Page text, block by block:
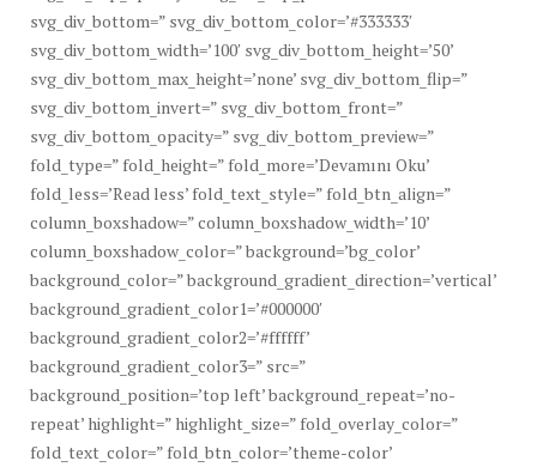
svg_div_bottom=” svg_div_bottom_color=’#333333′
svg_div_bottom_width=’100′ svg_div_bottom_height=’50’
svg_div_bottom_max_height=’none’ svg_div_bottom_flip=”
svg_div_bottom_invert=” svg_div_bottom_front=”
svg_div_bottom_opacity=” svg_div_bottom_preview=”
fold_type=” fold_height=” fold_more=’Devamını Oku’
fold_less=’Read less’ fold_text_style=” fold_btn_align=”
column_boxshadow=” column_boxshadow_width=’10’
column_boxshadow_color=” background=’bg_color’
background_color=” background_gradient_direction=’vertical’
background_gradient_color1=’#000000′
background_gradient_color2=’#ffffff’
background_gradient_color3=” src=”
background_position=’top left’ background_repeat=’no-
repeat’ highlight=” highlight_size=” fold_overlay_color=”
fold_text_color=” fold_btn_color=’theme-color’